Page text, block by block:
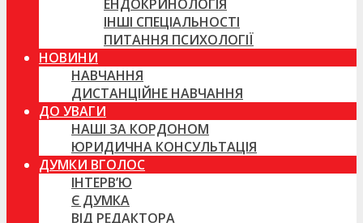
ЕНДОКРИНОЛОГІЯ
ІНШІ СПЕЦІАЛЬНОСТІ
ПИТАННЯ ПСИХОЛОГІЇ
НОВИНИ
НАВЧАННЯ
ДИСТАНЦІЙНЕ НАВЧАННЯ
ДО УВАГИ
НАШІ ЗА КОРДОНОМ
ЮРИДИЧНА КОНСУЛЬТАЦІЯ
ДУМКИ ВГОЛОС
ІНТЕРВ’Ю
Є ДУМКА
ВІД РЕДАКТОРА